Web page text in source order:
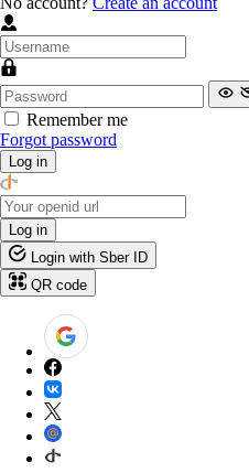
Remember me
Forgot password
Log in
Log in
Login with Sber ID
QR code